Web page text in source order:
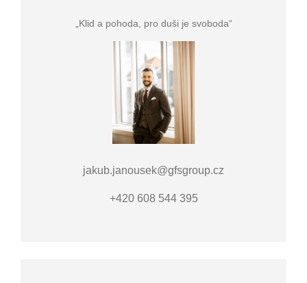
„Klid a pohoda, pro duši je svoboda“
jakub.janousek@gfsgroup.cz
+420 608 544 395